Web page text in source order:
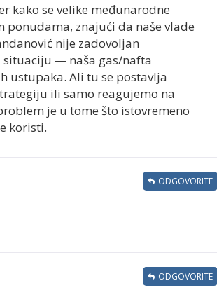
kako se velike međunarodne
znajući da naše vlade
nije zadovoljan
situaciju — naša gas/nafta
ustupaka. Ali tu se postavlja
ili samo reagujemo na
je u tome što istovremeno
koristi.
ODGOVORITE
ODGOVORITE